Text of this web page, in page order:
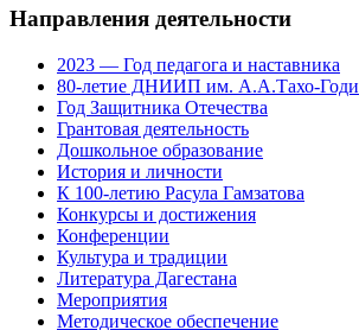
Направления деятельности
2023 — Год педагога и наставника
80-летие ДНИИП им. А.А.Тахо-Годи
Год Защитника Отечества
Грантовая деятельность
Дошкольное образование
История и личности
К 100-летию Расула Гамзатова
Конкурсы и достижения
Конференции
Культура и традиции
Литература Дагестана
Мероприятия
Методическое обеспечение